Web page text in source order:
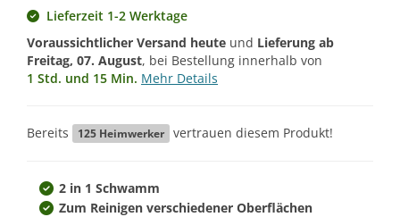
Lieferzeit 1-2 Werktage
Voraussichtlicher Versand heute und Lieferung ab
Freitag, 07. August, bei Bestellung innerhalb von
1 Std. und 15 Min. Mehr Details
Bereits 125 Heimwerker vertrauen diesem Produkt!
2 in 1 Schwamm
Zum Reinigen verschiedener Oberflächen